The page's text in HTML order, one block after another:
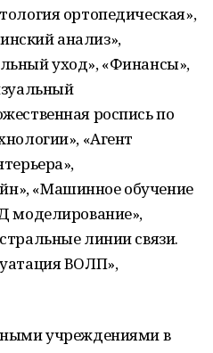
ортопедическая»,
анализ»,
уход», «Финансы»,
роспись по
«Агент
«Машинное обучение
моделирование»,
линии связи.
ВОЛП»,
учреждениями в